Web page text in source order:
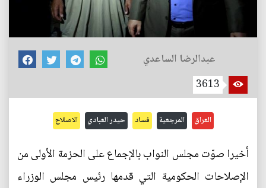
عبدالرضا الساعدي
3613
العراق المرجعية فساد حيدر العبادي الاصلاح
أخيرا صوّت مجلس النواب بالإجماع على الحزمة الأولى من
الإصلاحات الحكومية التي قدمها رئيس مجلس الوزراء